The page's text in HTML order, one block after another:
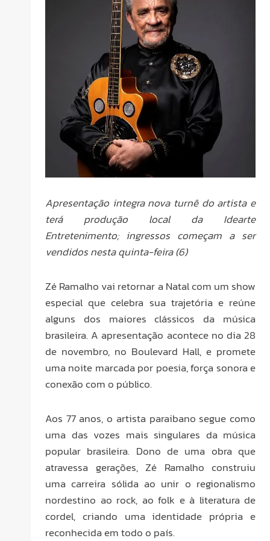
Apresentação integra nova turnê do artista e
terá produção local da Idearte
Entretenimento; ingressos começam a ser
vendidos nesta quinta-feira (6)
Zé Ramalho vai retornar a Natal com um show
especial que celebra sua trajetória e reúne
alguns dos maiores clássicos da música
brasileira. A apresentação acontece no dia 28
de novembro, no Boulevard Hall, e promete
uma noite marcada por poesia, força sonora e
conexão com o público.
Aos 77 anos, o artista paraibano segue como
uma das vozes mais singulares da música
popular brasileira. Dono de uma obra que
atravessa gerações, Zé Ramalho construiu
uma carreira sólida ao unir o regionalismo
nordestino ao rock, ao folk e à literatura de
cordel, criando uma identidade própria e
reconhecida em todo o país.